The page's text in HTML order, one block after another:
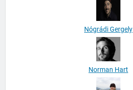
Nógrádi Gergely
Norman Hart